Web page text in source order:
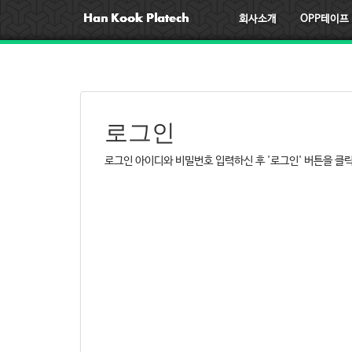
회사소개 OPP테이프
로그인
로그인 아이디와 비밀번호 입력하신 후 '로그인' 버튼을 클